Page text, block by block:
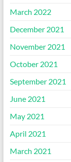
March 2022
December 2021
November 2021
October 2021
September 2021
June 2021
May 2021
April 2021
March 2021